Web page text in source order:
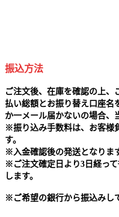
振込方法
ご注文後、在庫を確認の上、
払い総額とお振り替え口座名
か一メール届かないの場合、
※振り込み手数料は、お客様
す。
※ 入金確認後の発送となりま
※ ご注文確定日より3日経っ
します。
※ ご希望の銀行から振込みし